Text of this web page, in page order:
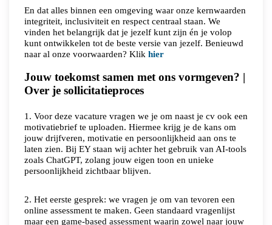
En dat alles binnen een omgeving waar onze kernwaarden
integriteit, inclusiviteit en respect centraal staan. We
vinden het belangrijk dat je jezelf kunt zijn én je volop
kunt ontwikkelen tot de beste versie van jezelf. Benieuwd
naar al onze voorwaarden? Klik hier
Jouw toekomst samen met ons vormgeven? |
Over je sollicitatieproces
1. Voor deze vacature vragen we je om naast je cv ook een
motivatiebrief te uploaden. Hiermee krijg je de kans om
jouw drijfveren, motivatie en persoonlijkheid aan ons te
laten zien. Bij EY staan wij achter het gebruik van AI-tools
zoals ChatGPT, zolang jouw eigen toon en unieke
persoonlijkheid zichtbaar blijven.
2. Het eerste gesprek: we vragen je om van tevoren een
online assessment te maken. Geen standaard vragenlijst
maar een game-based assessment waarin zowel naar jouw